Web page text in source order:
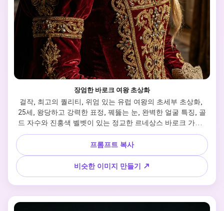
장엄한 바로크 여왕 초상화
걸작, 최고의 퀄리티, 위엄 있는 유럽 여왕의 초세부 초상화,
25세, 왕당하고 강력한 표정, 꿰뚫는 눈, 완벽한 얼굴 특징, 골
드 자수와 진홍색 벨벳이 있는 정교한 르네상스 바로크 가운,
진주와 루비가 있는 대형 보석 왕관, 복잡한 레이스 칼라, 극적
인 바로크 키아로스쿠로 조명, 대리석 기둥과 벨벳 드레이퍼리
가 있는 고급스러운 궁전 인테리어 배경, 시네마틱 구성, 8k,
포토리얼리즘, Hasselblad에서 촬영, 골든 아워 사이드 조명
프롬프트 복사
비슷한 이미지 만들기 ↗